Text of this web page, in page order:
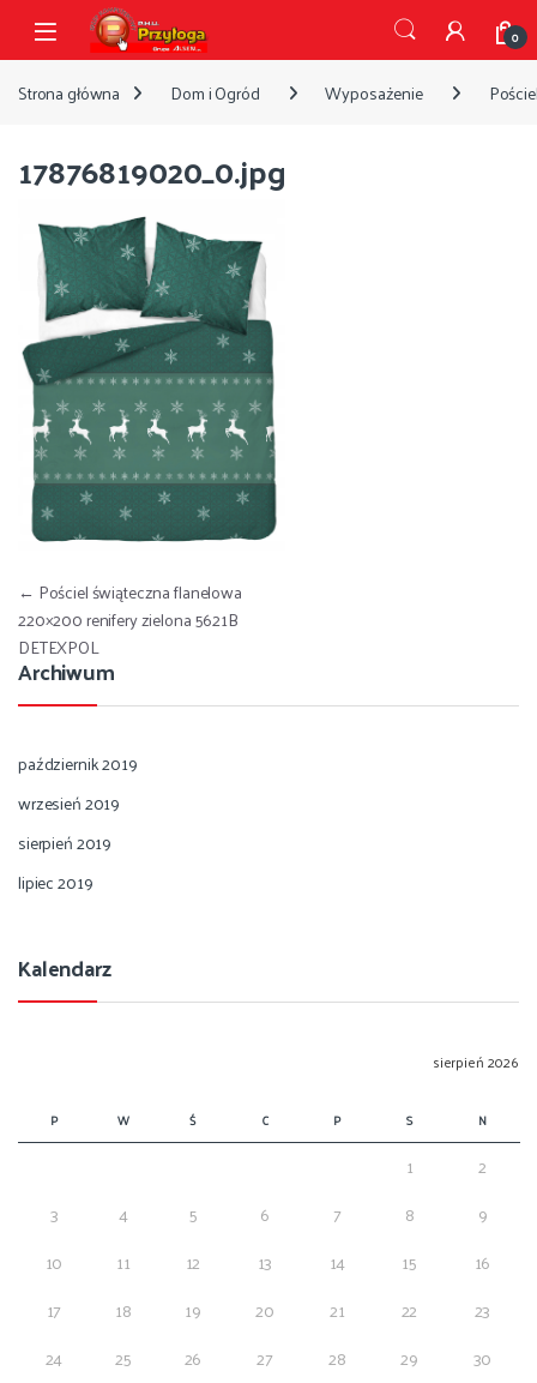
Przejdź do nawigacji
Przejdź do treści
Open 0
Strona główna Dom i Ogród Wyposażenie
17876819020_0.jpg
Nawigacja wpisu
← Pościel świąteczna flanelowa
220×200 renifery zielona 5621B
DETEXPOL
Archiwum
październik 2019
wrzesień 2019
sierpień 2019
lipiec 2019
Kalendarz
sierpień 2026
P W Ś C P S N
1
2
3
4 5 6 7 8
9
10
11 12 13 14 15
16
17
18 19 20 21 22
23
24
25 26 27 28 29
30